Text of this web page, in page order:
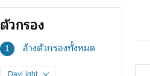
ตัวกรอง
1
ตัว
ล้างตัวกรองทั้งหมด